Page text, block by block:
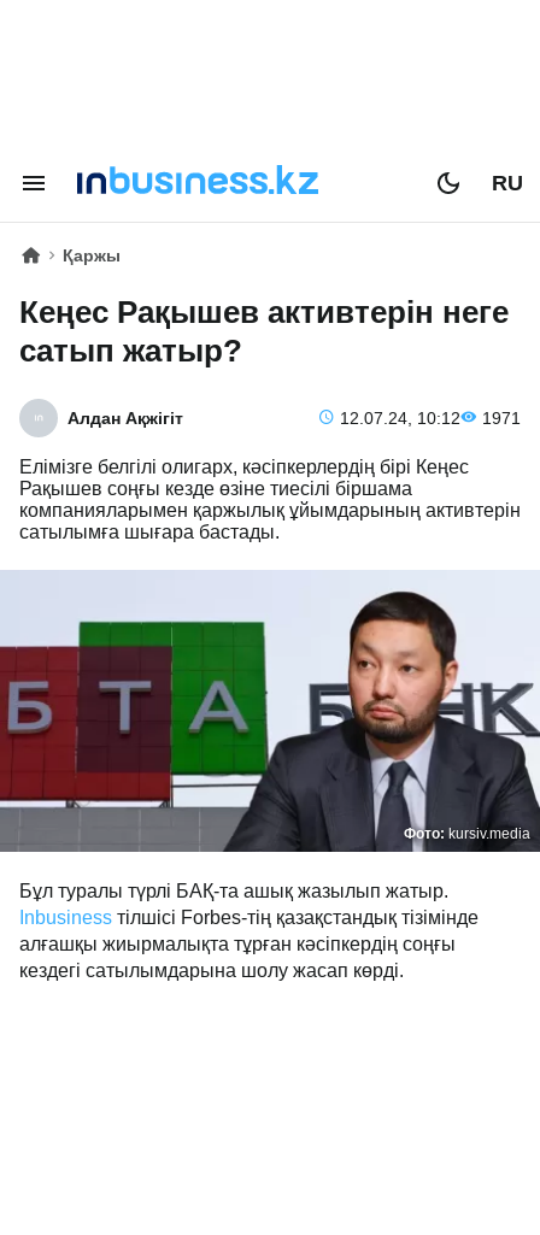
RU
Қаржы
Кеңес Рақышев активтерін неге
сатып жатыр?
Алдан Ақжігіт 12.07.24, 10:12 1971
Елімізге белгілі олигарх, кәсіпкерлердің бірі Кеңес
Рақышев соңғы кезде өзіне тиесілі біршама
компанияларымен қаржылық ұйымдарының активтерін
сатылымға шығара бастады.
Фото: kursiv.media
Бұл туралы түрлі БАҚ-та ашық жазылып жатыр.
Inbusiness тілшісі Forbes-тің қазақстандық тізімінде
алғашқы жиырмалықта тұрған кәсіпкердің соңғы
кездегі сатылымдарына шолу жасап көрді.